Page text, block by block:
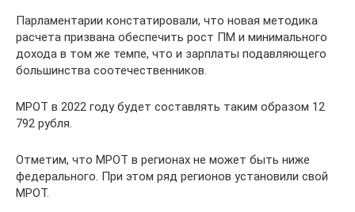
Парламентарии констатировали, что новая методика
расчета призвана обеспечить рост ПМ и минимального
дохода в том же темпе, что и зарплаты подавляющего
большинства соотечественников.
МРОТ в 2022 году будет составлять таким образом 12
792 рубля.
Отметим, что МРОТ в регионах не может быть ниже
федерального. При этом ряд регионов установили свой
МРОТ.